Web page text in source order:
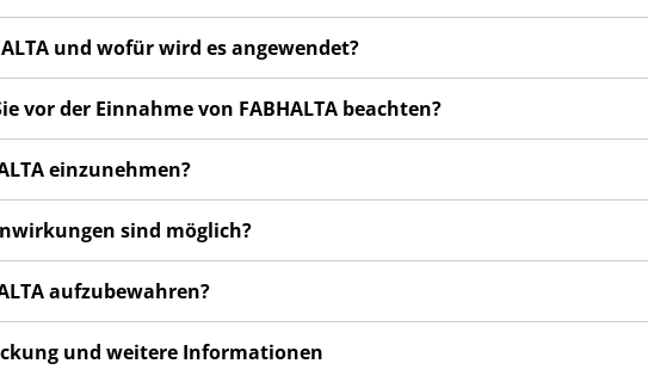
und wofür wird es angewendet?
vor der Einnahme von FABHALTA beachten?
einzunehmen?
sind möglich?
aufzubewahren?
und weitere Informationen